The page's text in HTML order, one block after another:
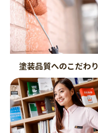
塗装品質へのこだわり